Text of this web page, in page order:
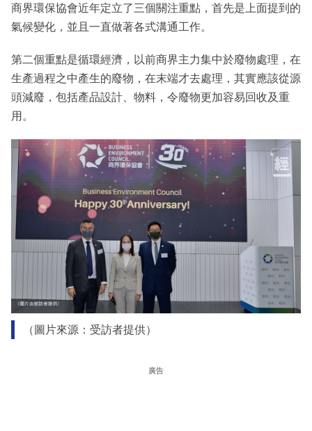
商界環保協會近年定立了三個關注重點，首先是上面提到的
氣候變化，並且一直做著各式溝通工作。
第二個重點是循環經濟，以前商界主力集中於廢物處理，在
生產過程之中產生的廢物，在末端才去處理，其實應該從源
頭減廢，包括產品設計、物料，令廢物更加容易回收及重
用。
（圖片來源：受訪者提供）
廣告